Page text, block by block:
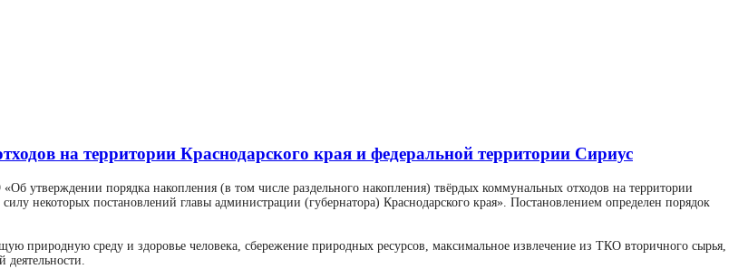
на территории Краснодарского края и федеральной территории Сириус
утверждении порядка накопления (в том числе раздельного накопления) твёрдых коммунальных отходов на территории
некоторых постановлений главы администрации (губернатора) Краснодарского края». Постановлением определен порядок
природную среду и здоровье человека, сбережение природных ресурсов, максимальное извлечение из ТКО вторичного сырья,